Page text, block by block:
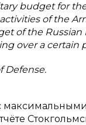
budget for
of the
of the
over a certain
Defense.